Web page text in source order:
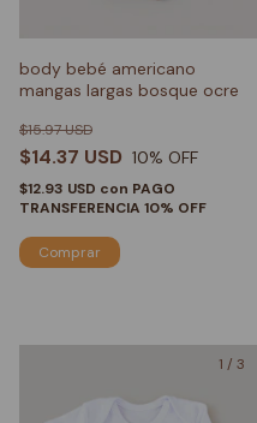
body bebé americano
mangas largas bosque ocre
$14.37 USD
$15.97 USD
10% OFF
$12.93 USD con PAGO
TRANSFERENCIA 10% OFF
Comprar
1 / 3